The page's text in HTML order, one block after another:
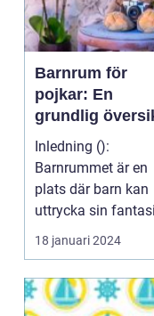
Barnrum för
pojkar: En
grundlig
över inredning
design
Inledning ():
Barnrummet är en
plats där barn kan
uttrycka sin
leka och känna sig
trygga. D...
18 januari 2024